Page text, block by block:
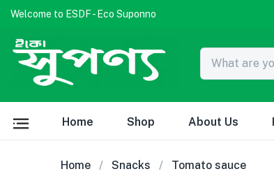
Welcome to ESDF - Eco Suponno
Home Shop About Us
Home Snacks Tomato sauce